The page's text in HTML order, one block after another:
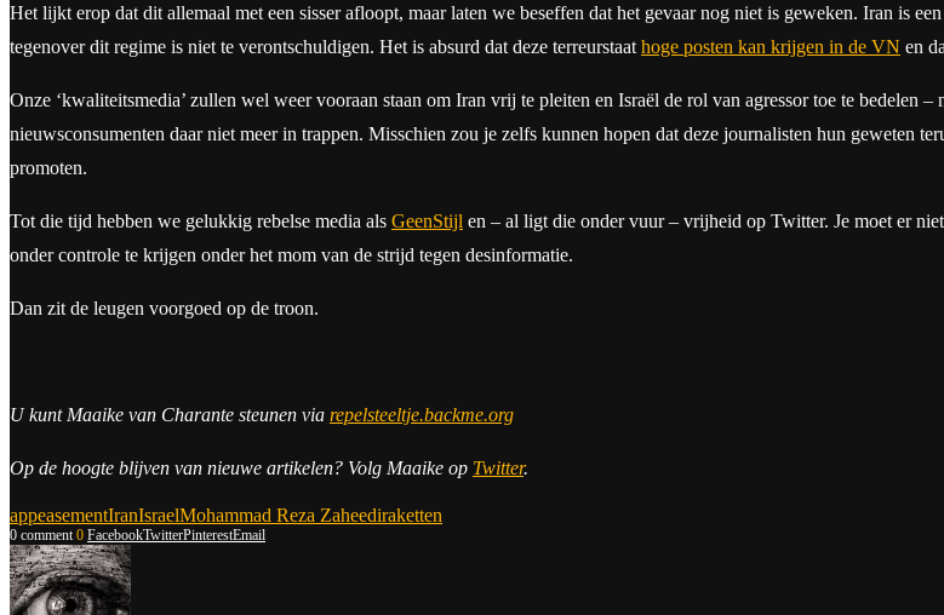
Het lijkt erop dat dit allemaal met een sisser afloopt, maar laten we beseffen dat het gevaar nog niet is geweken. Iran is
tegenover dit regime is niet te verontschuldigen. Het is absurd dat deze terreurstaat hoge posten kan krijgen in de VN en
Onze ‘kwaliteitsmedia’ zullen wel weer vooraan staan om Iran vrij te pleiten en Israël de rol van agressor toe te bedelen
nieuwsconsumenten daar niet meer in trappen. Misschien zou je zelfs kunnen hopen dat deze journalisten hun geweten
promoten.
Tot die tijd hebben we gelukkig rebelse media als GeenStijl en – al ligt die onder vuur – vrijheid op Twitter. Je moet er
onder controle te krijgen onder het mom van de strijd tegen desinformatie.
Dan zit de leugen voorgoed op de troon.
U kunt Maaike van Charante steunen via repelsteeltje.backme.org
Op de hoogte blijven van nieuwe artikelen? Volg Maaike op Twitter.
appeasementIranIsraelMohammad Reza Zaheediraketten
0 comment 0 FacebookTwitterPinterestEmail